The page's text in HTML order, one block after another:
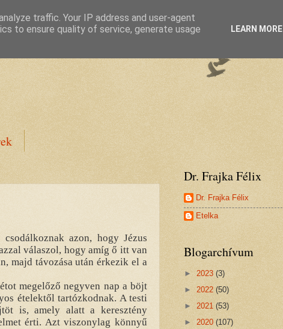
azon, hogy Jézus
válaszol, hogy amíg ő itt van
majd távozása után érkezik el a
megelőző negyven nap a böjt
ételektől tartózkodnak. A testi
is, amely alatt a keresztény
érti. Azt viszonylag könnyű
Dr. Frajka Félix
Dr. Frajka Félix
Etelka
Blogarchívum
► 2023 (3)
► 2022 (50)
► 2021 (53)
► 2020 (107)
traffic. Your IP address and user-agent
to ensure quality of service, generate usage
LEARN MORE